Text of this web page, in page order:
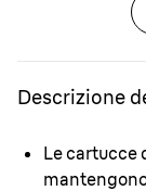
Descrizione
Le cartucce